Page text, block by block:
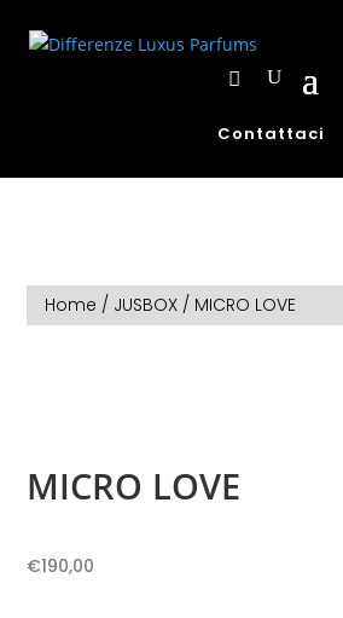
Contattaci
Home / JUSBOX / MICRO LOVE
MICRO LOVE
€190,00